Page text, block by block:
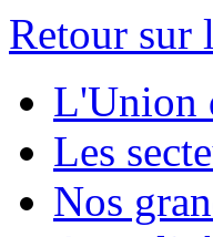
Retour sur
L'Union
Les
Nos